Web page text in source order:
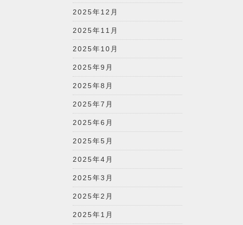
2025年12月
2025年11月
2025年10月
2025年9月
2025年8月
2025年7月
2025年6月
2025年5月
2025年4月
2025年3月
2025年2月
2025年1月